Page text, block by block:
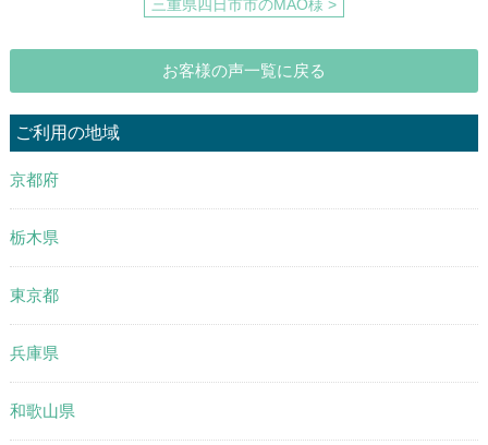
三重県四日市市のMAO様 >
お客様の声一覧に戻る
ご利用の地域
京都府
栃木県
東京都
兵庫県
和歌山県